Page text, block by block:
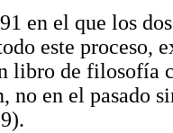
en el que los
este proceso,
libro de filosofía
no en el pasado